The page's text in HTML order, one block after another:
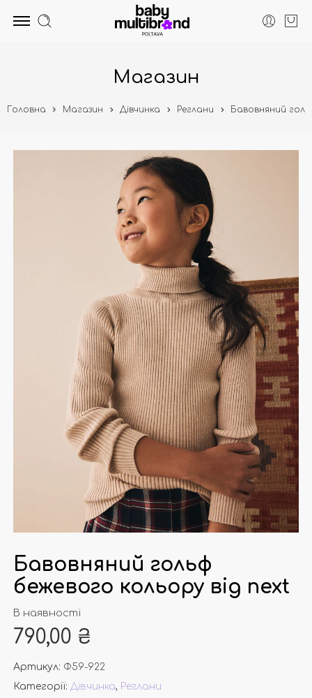
Магазин
Головна Магазин Дівчинка Реглани Бавовняний
Бавовняний гольф
бежевого кольору від next
В наявності
790,00 ₴
Артикул: Ф59-922
Категорії: Дівчинка, Реглани